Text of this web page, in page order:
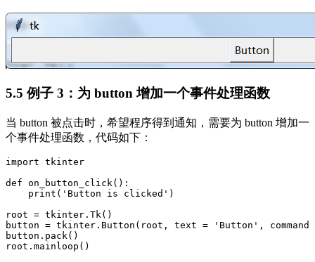
5.5 例子 3：为 button 增加一个事件处理函数
当 button 被点击时，希望程序得到通知，需要为 button 增加一
个事件处理函数，代码如下：
import tkinter
def on_button_click():
    print('Button is clicked')
root = tkinter.Tk()
button = tkinter.Button(root, text = 'Button', command
button.pack()